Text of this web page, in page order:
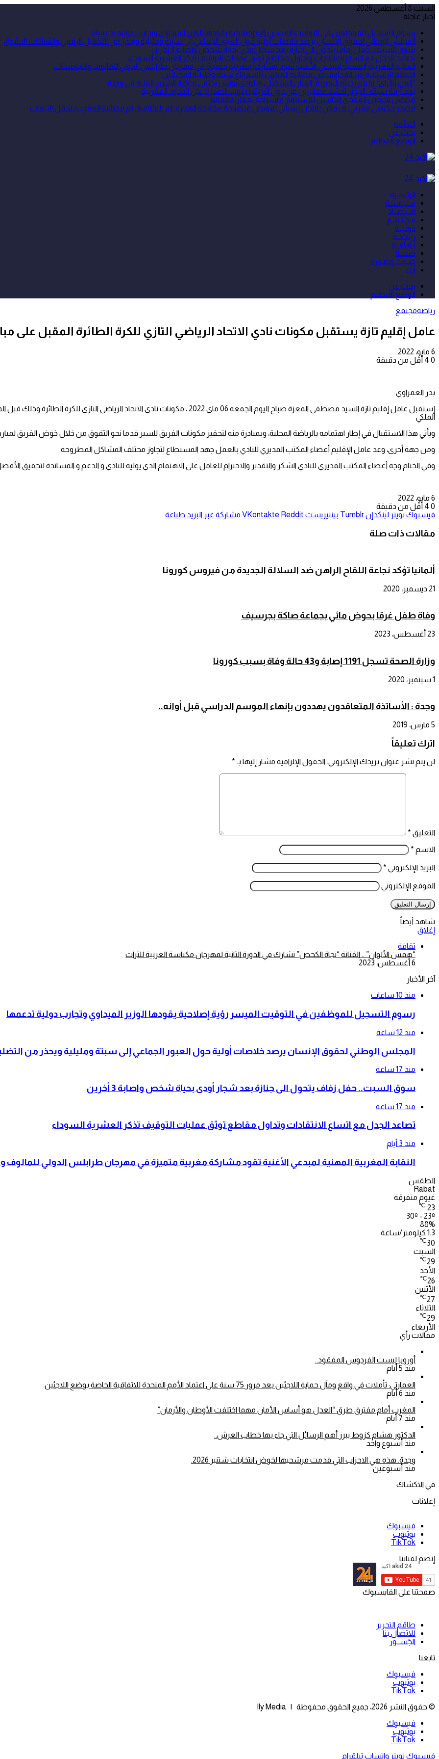
السبت 8 أغسطس 2026
أخبار عاجلة
رسوم التسجيل للموظفين في التوقيت الميسر رؤية إصلاحية يقودها الوزير الميداوي وتجارب دولية تدعمها
المجلس الوطني لحقوق الإنسان يرصد خلاصات أولية حول العبور الجماعي إلى سبتة ومليلية ويحذر من التضليل الرقمي وانتهاكات الحقوق
سوق السبت.. حفل زفاف يتحول الى جنازة بعد شجار أودى بحياة شخص واصابة 3 أخرين
تصاعد الجدل مع اتساع الانتقادات وتداول مقاطع توثق عمليات التوقيف تذكر العشرية السوداء
النقابة المغربية المهنية لمبدعي الأغنية تقود مشاركة مغربية متميزة في مهرجان طرابلس الدولي للمالوف والموشحات
الاعلام الإسبانية يثير المخاوف من مطالبة المغرب باسترجاع سبتة ومليلية المحتلتين
“الفن والراي” يختتم رحلته البصرية: الفنان التشكيلي ميلودي يونس يحتفي بذاكرة الشرق الفنية في وجدة
بعد أزمة سبتة.. الجزائر تحشد مهاجرين من دول افريقيا جنوب الصحراء على الحدود المغربية
مكناس تحتضن المنتدى الخامس للاستثمار والسياحة لمغاربة العالم
مصدر حكومي مغربي: لا يمكن لقاض إسباني تقويض منظومة مكافحة الهجرة غير النظامية، ثم مطالبة المغرب بتحمل التبعات
القائمة
بحث عن
الوضع المظلم
الرئيسية
سـيـاســة
اقـتـصــاد
مـجـتـمــع
دولـيــة
ريـاضــة
ثـقـافــة
صـحــة
صـوت وصـورة
آراء
بحث عن
الوضع المظلم
رياضةمجتمع
عامل إقليم تازة يستقبل مكونات نادي الاتحاد الرياضي التازي للكرة الطائرة المقبل على
6 مايو، 2022
0
أقل من دقيقة
بدر العمراوي
إستقبل عامل إقليم تازة السيد مصطفى المعزة صباح اليوم الجمعة 06 ماي 2022 ، مكونات نادي
الملكي
ويأتي هذا الاستقبال في إطار اهتمامه بالرياضة المحلية، وبمبادرة منه لتحفيز مكونات الفريق للسير قدما نحو التفوق من خلال خوض الفريق
ومن جهة أخرى، وعد عامل الإقليم أعضاء المكتب المديري للنادي بالعمل جهد المستطاع لتجاوز مختلف المشاكل المطروحة.
وفي الختام وجه أعضاء المكتب المديري للنادي الشكر والتقدير والاحترام للعامل على الاهتمام الذي يوليه للنادي و الدعم و المساندة لتحقيق
6 مايو، 2022
0
أقل من دقيقة
فيسبوك تويتر لينكدإن بينتيريست مشاركة عبر البريد طباعة
مقالات ذات صلة
ألمانيا تؤكد نجاعة اللقاح الراهن ضد السلالة الجديدة من فيروس كورونا
21 ديسمبر، 2020
وفاة طفل غرقا بحوض مائي بجماعة صاكة بجرسيف
23 أغسطس، 2023
وزارة الصحة تسجل 1191 إصابة و43 حالة وفاة بسبب كورونا
1 سبتمبر، 2020
وجدة : الأساتذة المتعاقدون يهددون بإنهاء الموسم الدراسي قبل أوانه..
5 مارس، 2019
اترك تعليقاً
لن يتم نشر عنوان بريدك الإلكتروني.الحقول الإلزامية مشار إليها بـ *
التعليق *
الاسم *
البريد الإلكتروني *
الموقع الإلكتروني
شاهد أيضاً
إغلاق
ثقافة
“همس الألوان” .. الفنانة “نجاة الكحص” تشارك في الدورة الثانية لمهرجان مكناسة الغربية للتراث
6 أغسطس، 2023
آخر الأخبار
منذ 10 ساعات
رسوم التسجيل للموظفين في التوقيت الميسر رؤية إصلاحية يقودها الوزير الميداوي وتجارب دولية تدعمها
منذ 12 ساعة
المجلس الوطني لحقوق الإنسان يرصد خلاصات أولية حول العبور الجماعي إلى سبتة ومليلية ويحذر من
منذ 17 ساعة
سوق السبت.. حفل زفاف يتحول الى جنازة بعد شجار أودى بحياة شخص واصابة 3 أخرين
منذ 17 ساعة
تصاعد الجدل مع اتساع الانتقادات وتداول مقاطع توثق عمليات التوقيف تذكر العشرية السوداء
منذ 3 أيام
النقابة المغربية المهنية لمبدعي الأغنية تقود مشاركة مغربية متميزة في مهرجان طرابلس الدولي
الطقس
Rabat
غيوم متفرقة
23
℃
30º - 23º
88%
1.3 كيلومتر/ساعة
30
℃
السبت
29
℃
الأحد
26
℃
الأثنين
27
℃
الثلاثاء
29
℃
الأربعاء
مقالات رأي
أوروبا ليست الفردوس المفقود..
منذ 5 أيام
العمارتي: تأملات في واقع ومآل حماية اللاجئين بعد مرور 75 سنة على اعتماد الأمم المتحدة للاتفاقية الخاصة بوضع اللاجئين
منذ 6 أيام
المغرب أمام مفترق طرق “العدل هو أساس الأمان مهما اختلفت الأوطان والأزمان”
منذ 7 أيام
الدكتور هشام كزوط يبرز أهم الرسائل التي جاء بها خطاب العرش..
منذ أسبوع واحد
وجدة..هذه هي الاحزاب التي قدمت مرشحيها لخوض انتخابات شتنبر 2026.
منذ أسبوعين
في الاكشاك
إعلانات
فيسبوك
يوتيوب
‫TikTok
إنضم لقناتنا
صفحتنا على الفايسبوك
طاقم التحرير
للاتصال بنا
الجَســور
تابعنا
فيسبوك
يوتيوب
‫TikTok
© حقوق النشر 2026، جميع الحقوق محفوظة | Ily Media
فيسبوك
يوتيوب
‫TikTok
فيسبوك تويتر واتساب تيلقرام